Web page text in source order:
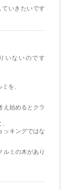
いきたいです
いないのです
を、
え始めるとクラ
ッキングではな
ルミの木があり